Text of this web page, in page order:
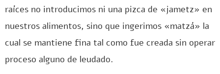
raíces no introducimos ni una pizca de «jametz» en
nuestros alimentos, sino que ingerimos «matzá» la
cual se mantiene fina tal como fue creada sin operar
proceso alguno de leudado.